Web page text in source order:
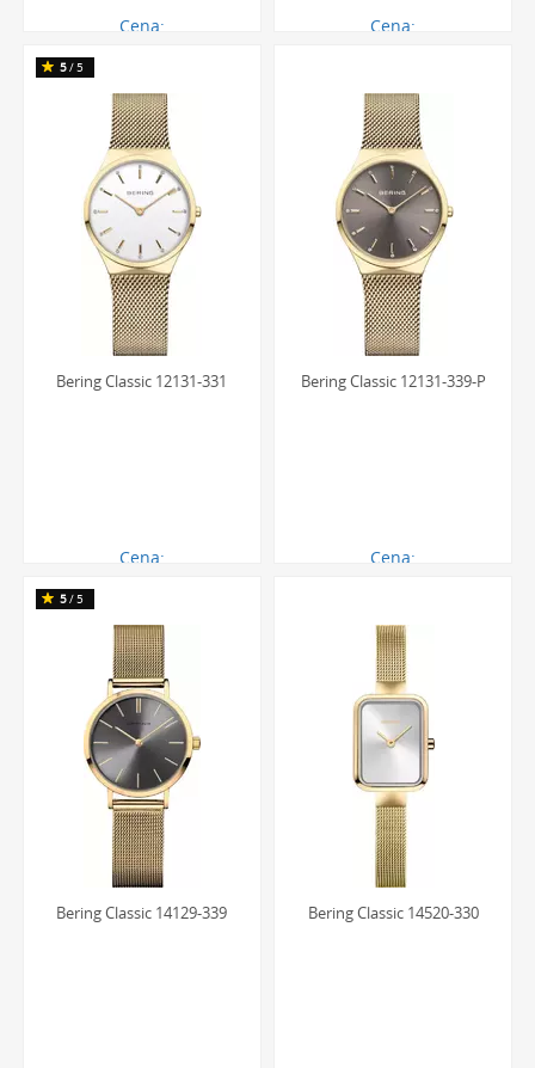
Cena:
Cena:
Bering Classic 12131-331
Cena:
5/5
Bering Classic 12131-339-P
Cena:
Bering Classic 14129-339
5/5
Bering Classic 14520-330